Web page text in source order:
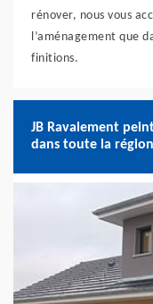
rénover, nous vous
l’aménagement que
finitions.
JB Ravalement
dans toute la